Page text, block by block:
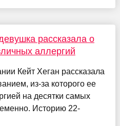
рассказала о
аллергий
Кейт Хеган рассказала
из-за которого ее
на десятки самых
Историю 22-